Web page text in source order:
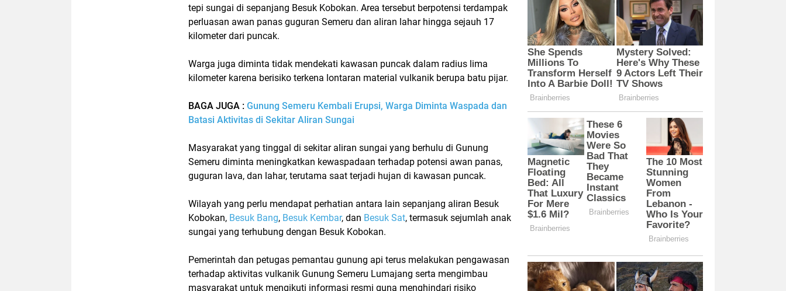
tepi sungai di sepanjang Besuk Kobokan. Area tersebut berpotensi terdampak
perluasan awan panas guguran Semeru dan aliran lahar hingga sejauh 17
kilometer dari puncak.
Warga juga diminta tidak mendekati kawasan puncak dalam radius lima
kilometer karena berisiko terkena lontaran material vulkanik berupa batu pijar.
BAGA JUGA : Gunung Semeru Kembali Erupsi, Warga Diminta Waspada dan
Batasi Aktivitas di Sekitar Aliran Sungai
Masyarakat yang tinggal di sekitar aliran sungai yang berhulu di Gunung
Semeru diminta meningkatkan kewaspadaan terhadap potensi awan panas,
guguran lava, dan lahar, terutama saat terjadi hujan di kawasan puncak.
Wilayah yang perlu mendapat perhatian antara lain sepanjang aliran Besuk
Kobokan, Besuk Bang, Besuk Kembar, dan Besuk Sat, termasuk sejumlah anak
sungai yang terhubung dengan Besuk Kobokan.
Pemerintah dan petugas pemantau gunung api terus melakukan pengawasan
terhadap aktivitas vulkanik Gunung Semeru Lumajang serta mengimbau
masyarakat untuk mengikuti informasi resmi guna menghindari risiko